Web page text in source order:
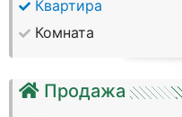
Квартира
Комната
Продажа